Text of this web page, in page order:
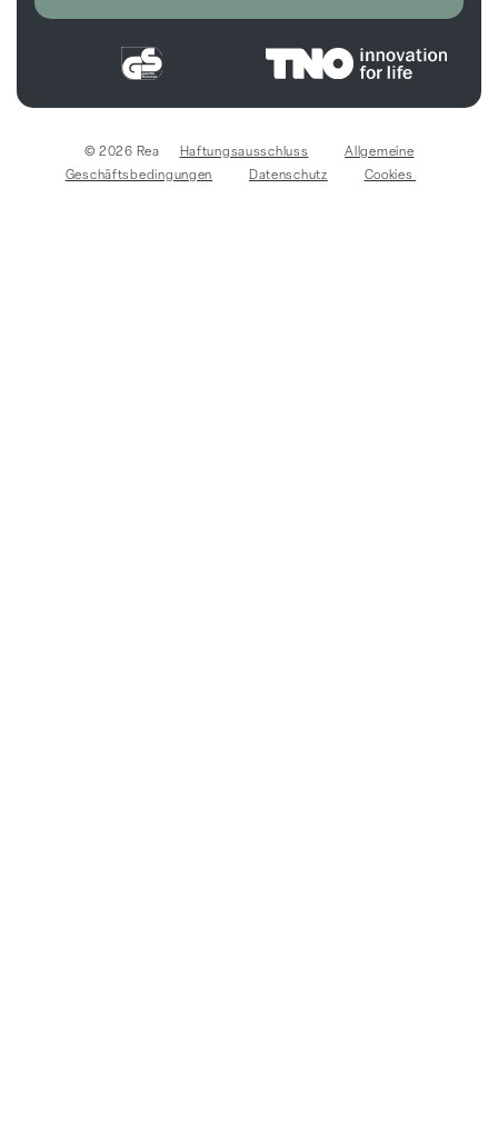
© 2026 Rea Haftungsausschluss
Allgemeine
Geschäftsbedingungen
Datenschutz Cookies